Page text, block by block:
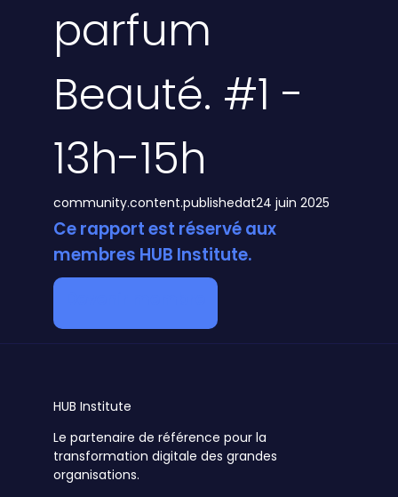
parfum
Beauté. #1 -
13h-15h
community.content.publishedat24 juin 2025
Ce rapport est réservé aux
membres HUB Institute.
HUB Institute
Le partenaire de référence pour la
transformation digitale des grandes
organisations.